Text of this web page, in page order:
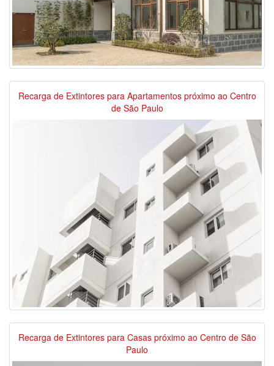
Recarga de Extintores para Apartamentos próximo ao Centro
de São Paulo
Recarga de Extintores para Casas próximo ao Centro de São
Paulo